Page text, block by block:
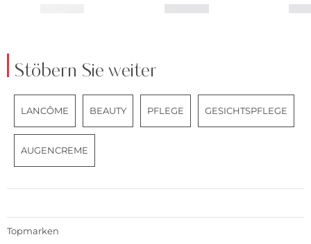
Stöbern Sie weiter
LANCÔME BEAUTY PFLEGE GESICHTSPFLEGE
AUGENCREME
Topmarken